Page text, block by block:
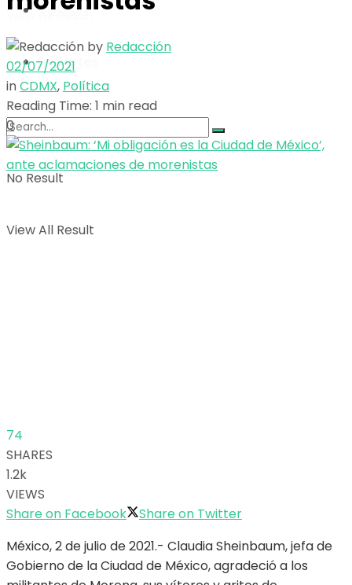
View All Result
Opinión
Deportes
No Result
View All Result
by Redacción
02/07/2021
inCDMX, Política
Reading Time: 1 min read
0
74
SHARES
1.2k
VIEWS
Share on Facebook
Share on Twitter
México, 2 de julio de 2021.- Claudia Sheinbaum, jefa de
Gobierno de la Ciudad de México, agradeció a los